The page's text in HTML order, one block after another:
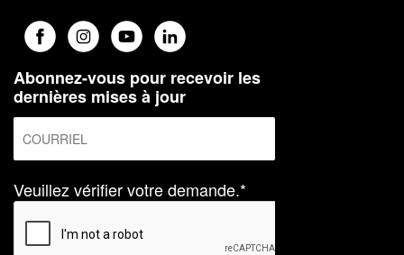
Abonnez-vous pour recevoir les
dernières mises à jour
Veuillez vérifier votre demande.*